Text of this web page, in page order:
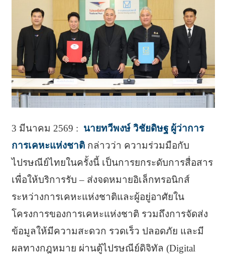
3 มีนาคม 2569 : นายทวีพงษ์ วิชัยดิษฐ ผู้ว่าการ
การเคหะแห่งชาติกล่าวว่า ความร่วมมือกับ
ไปรษณีย์ไทยในครั้งนี้ เป็นการยกระดับการสื่อสาร
เพื่อให้บริการรับ – ส่งจดหมายอิเล็กทรอนิกส์
ระหว่างการเคหะแห่งชาติและผู้อยู่อาศัยใน
โครงการของการเคหะแห่งชาติ รวมถึงการจัดส่ง
ข้อมูลให้มีความสะดวก รวดเร็ว ปลอดภัย และมี
ผลทางกฎหมาย ผ่านตู้ไปรษณีย์ดิจิทัล (Digital